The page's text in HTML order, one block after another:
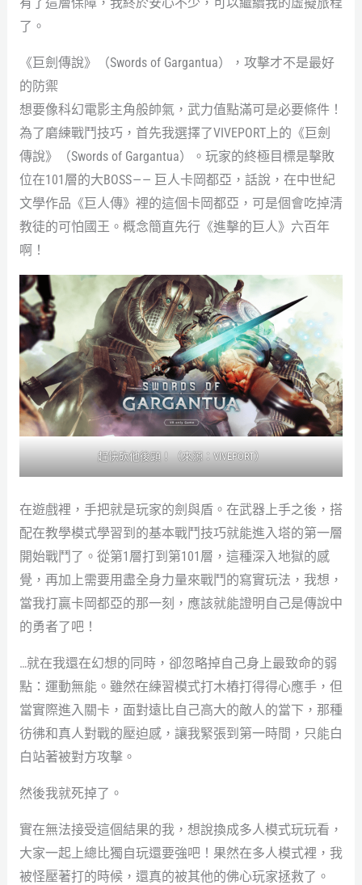
了。
《巨劍傳說》（Swords of Gargantua），攻擊才不是最好
的防禦
想要像科幻電影主角般帥氣，武力值點滿可是必要條件！
為了磨練戰鬥技巧，首先我選擇了VIVEPORT上的《巨劍
傳說》（Swords of Gargantua）。玩家的終極目標是擊敗
位在101層的大BOSS — — 巨人卡岡都亞，話說，在中世紀
文學作品《巨人傳》裡的這個卡岡都亞，可是個會吃掉清
教徒的可怕國王。概念簡直先行《進擊的巨人》六百年
啊！
趕快砍他後頸！（來源： VIVEPORT）
在遊戲裡，手把就是玩家的劍與盾。在武器上手之後，搭
配在教學模式學習到的基本戰鬥技巧就能進入塔的第一層
開始戰鬥了。從第1層打到第101層，這種深入地獄的感
覺，再加上需要用盡全身力量來戰鬥的寫實玩法，我想，
當我打贏卡岡都亞的那一刻，應該就能證明自己是傳說中
的勇者了吧！
…就在我還在幻想的同時，卻忽略掉自己身上最致命的弱
點：運動無能。雖然在練習模式打木樁打得得心應手，但
當實際進入關卡，面對遠比自己高大的敵人的當下，那種
彷彿和真人對戰的壓迫感，讓我緊張到第一時間，只能白
白站著被對方攻擊。
然後我就死掉了。
實在無法接受這個結果的我，想說換成多人模式玩玩看，
大家一起上總比獨自玩還要強吧！果然在多人模式裡，我
被怪壓著打的時候，還真的被其他的佛心玩家拯救了。